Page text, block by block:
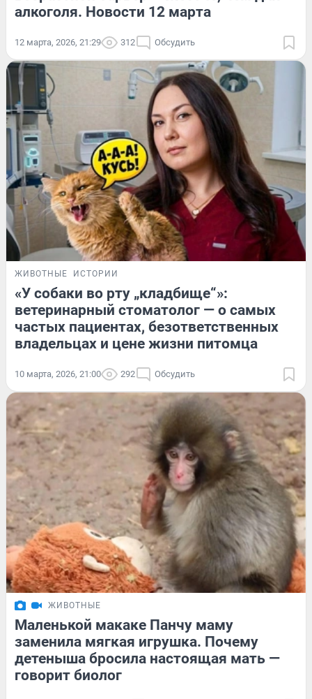
алкоголя. Новости 12 марта
12 марта, 2026, 21:29 312 Обсудить
ЖИВОТНЫЕ ИСТОРИИ
«У собаки во рту „кладбище“»:
ветеринарный стоматолог — о самых
частых пациентах, безответственных
владельцах и цене жизни питомца
10 марта, 2026, 21:00 292 Обсудить
ЖИВОТНЫЕ
Маленькой макаке Панчу маму
заменила мягкая игрушка. Почему
детеныша бросила настоящая мать —
говорит биолог